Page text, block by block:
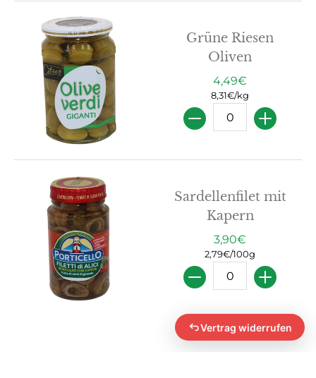
Grüne Riesen
Oliven
4,49€
8,31€/kg
Menge
Sardellenfilet mit
Kapern
3,90€
2,79€/100g
Menge
Vertrag widerrufen